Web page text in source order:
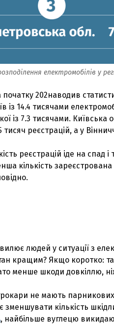
електромобілів у
початку 202наводив
із 14.4 тисячами
із 7.3 тисячами. Київська
реєстрацій, а у
реєстрацій іде на спад
кількість зареєстрована
людей у ситуації з
кращим? Якщо коротко:
менше шкоди довкіллю,
не мають
зменшувати кількість
, найбільше вуглецю